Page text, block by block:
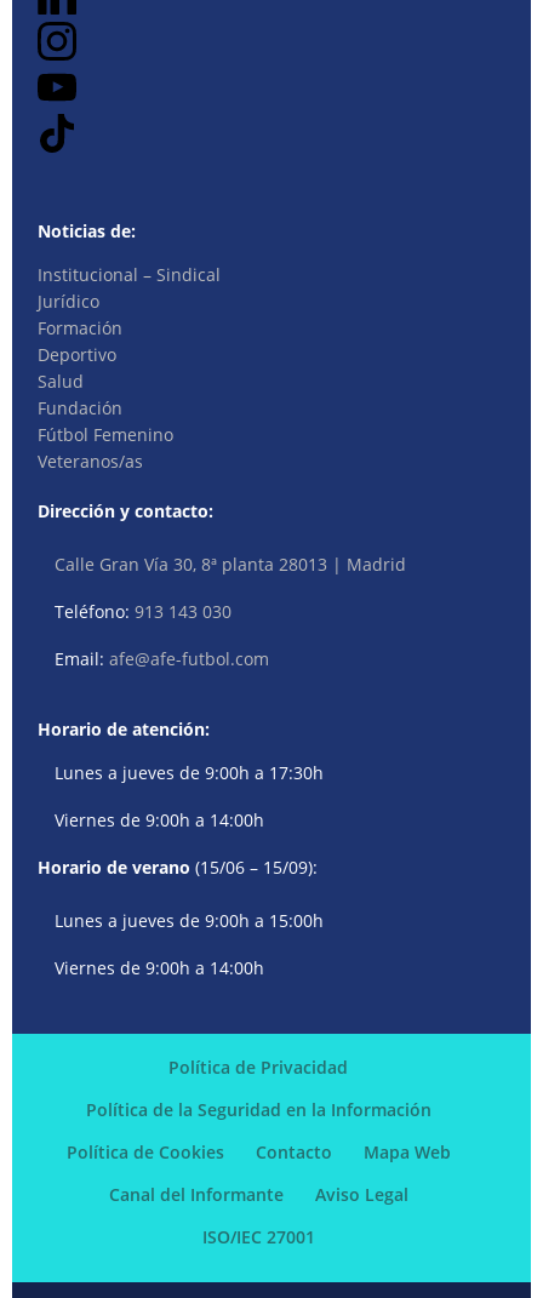
Noticias de:
Institucional – Sindical
Jurídico
Formación
Deportivo
Salud
Fundación
Fútbol Femenino
Veteranos/as
Dirección y contacto:
Calle Gran Vía 30, 8ª planta 28013 | Madrid
Teléfono:913 143 030
Email:afe@afe-futbol.com
Horario de atención:
Lunes a jueves de 9:00h a 17:30h
Viernes de 9:00h a 14:00h
Horario de verano (15/06 – 15/09):
Lunes a jueves de 9:00h a 15:00h
Viernes de 9:00h a 14:00h
Política de Privacidad
Política de la Seguridad en la Información
Política de Cookies
Contacto
Mapa Web
Canal del Informante
Aviso Legal
ISO/IEC 27001